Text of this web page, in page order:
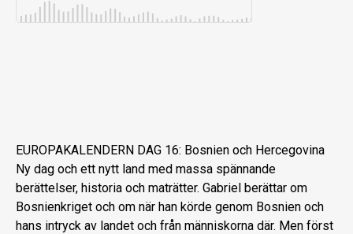
EUROPAKALENDERN DAG 16: Bosnien och Hercegovina
Ny dag och ett nytt land med massa spännande
berättelser, historia och maträtter. Gabriel berättar om
Bosnienkriget och om när han körde genom Bosnien och
hans intryck av landet och från människorna där. Men först